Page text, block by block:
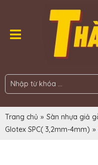
Trang chủ » Sàn nhựa giả
Glotex SPC( 3,2mm-4mm) »